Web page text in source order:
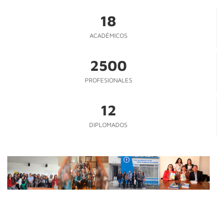
18
ACADÉMICOS
2500
PROFESIONALES
12
DIPLOMADOS